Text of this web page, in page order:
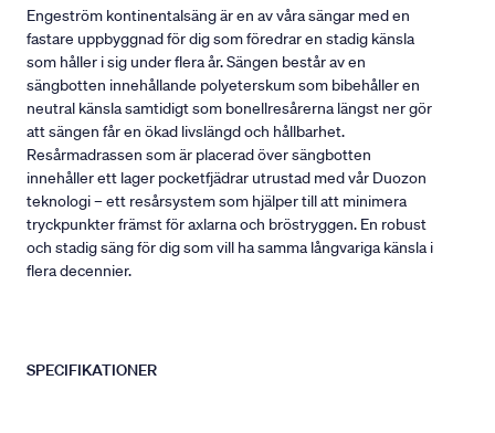
Engeström kontinentalsäng är en av våra sängar med en
fastare uppbyggnad för dig som föredrar en stadig känsla
som håller i sig under flera år. Sängen består av en
sängbotten innehållande polyeterskum som bibehåller en
neutral känsla samtidigt som bonellresårerna längst ner gör
att sängen får en ökad livslängd och hållbarhet.
Resårmadrassen som är placerad över sängbotten
innehåller ett lager pocketfjädrar utrustad med vår Duozon
teknologi – ett resårsystem som hjälper till att minimera
tryckpunkter främst för axlarna och bröstryggen. En robust
och stadig säng för dig som vill ha samma långvariga känsla i
flera decennier.
SPECIFIKATIONER